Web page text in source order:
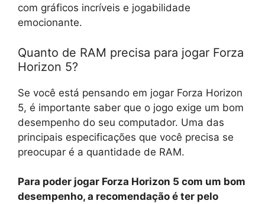
com gráficos incríveis e jogabilidade
emocionante.
Quanto de RAM precisa para jogar Forza
Horizon 5?
Se você está pensando em jogar Forza Horizon
5, é importante saber que o jogo exige um bom
desempenho do seu computador. Uma das
principais especificações que você precisa se
preocupar é a quantidade de RAM.
Para poder jogar Forza Horizon 5 com um bom
desempenho, a recomendação é ter pelo